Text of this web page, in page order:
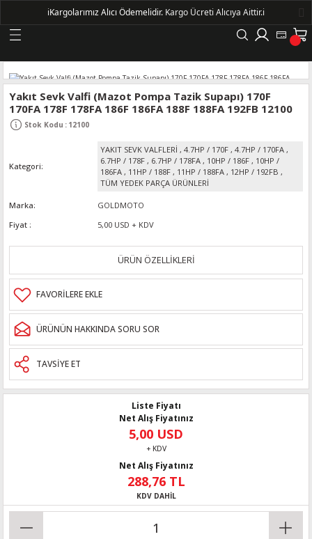
Geri Dön
Yakıt Sevk Valfi (Mazot Pompa Tazik Supapı) 170F
170FA 178F 178FA 186F 186FA 188F 188FA 192FB 12100
Stok Kodu : 12100
Kategori
YAKIT SEVK VALFLERİ , 4.7HP / 170F , 4.7HP / 170FA ,
6.7HP / 178F , 6.7HP / 178FA , 10HP / 186F , 10HP /
186FA , 11HP / 188F , 11HP / 188FA , 12HP / 192FB ,
TÜM YEDEK PARÇA ÜRÜNLERİ
Marka
GOLDMOTO
Fiyat
5,00 USD + KDV
ÜRÜN ÖZELLİKLERİ
ÜRÜNÜN HAKKINDA SORU SOR
TAVSİYE ET
Liste Fiyatı
Net Alış Fiyatınız
5,00 USD
+ KDV
Net Alış Fiyatınız
288,76 TL
KDV DAHİL
ℹ️Kargolarımız Alıcı Ödemelidir. Kargo Ücreti Alıcıya Aittir.ℹ️